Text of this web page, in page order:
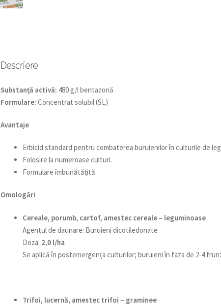
Descriere
Substanță activă: 480 g/l bentazonă
Formulare:Concentrat solubil (SL)
Avantaje
Erbicid standard pentru combaterea buruienilor în culturile de
Folosire la numeroase culturi.
Formulare îmbunătățită.
Omologări
Cereale, porumb, cartof, amestec cereale – leguminoase
Agentul de daunare: Buruieni dicotiledonate
Doza: 2,0 l/ha
Se aplică în postemergența culturilor; buruieni în faza de 2-4
Trifoi, lucernă, amestec trifoi – graminee